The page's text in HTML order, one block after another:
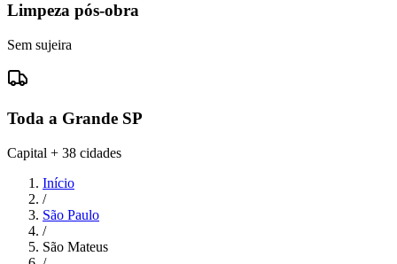
Limpeza pós-obra
Sem sujeira
Toda a Grande SP
Capital + 38 cidades
Início
/
São Paulo
/
São Mateus